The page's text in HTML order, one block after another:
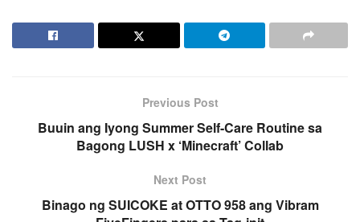
Previous Post
Buuin ang Iyong Summer Self-Care Routine sa
Bagong LUSH x ‘Minecraft’ Collab
Next Post
Binago ng SUICOKE at OTTO 958 ang Vibram